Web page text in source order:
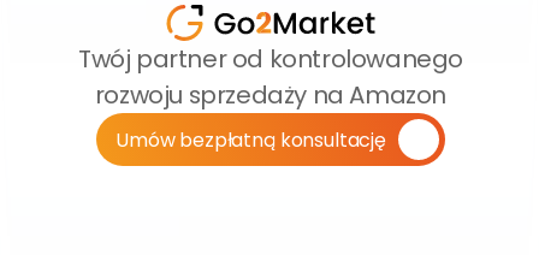
Twój partner od kontrolowanego
rozwoju sprzedaży na Amazon
Umów bezpłatną konsultację